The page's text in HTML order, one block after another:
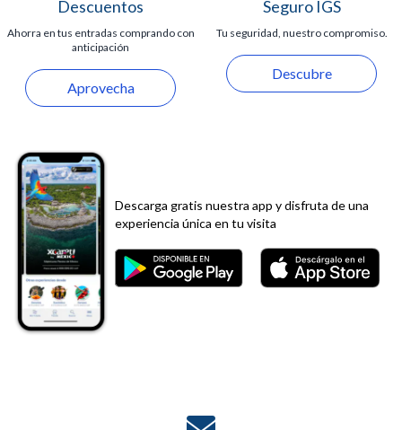
Descuentos
Ahorra en tus entradas comprando con
anticipación
Aprovecha
Seguro IGS
Tu seguridad, nuestro compromiso.
Descubre
Descarga gratis nuestra app y disfruta de una
experiencia única en tu visita